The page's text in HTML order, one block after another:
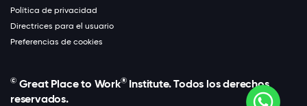
Política de privacidad
Directrices para el usuario
Preferencias de cookies
©Great Place to Work®Institute. Todos los derechos
reservados.